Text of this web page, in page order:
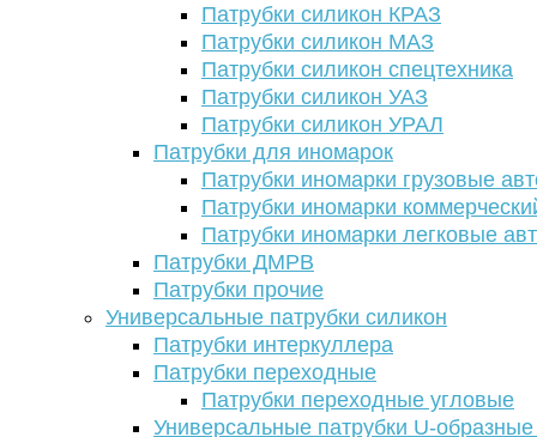
Патрубки силикон КРАЗ
Патрубки силикон МАЗ
Патрубки силикон спецтехника
Патрубки силикон УАЗ
Патрубки силикон УРАЛ
Патрубки для иномарок
Патрубки иномарки грузовые
Патрубки иномарки
Патрубки иномарки легковые
Патрубки ДМРВ
Патрубки прочие
Универсальные патрубки силикон
Патрубки интеркуллера
Патрубки переходные
Патрубки переходные угловые
Универсальные патрубки U-